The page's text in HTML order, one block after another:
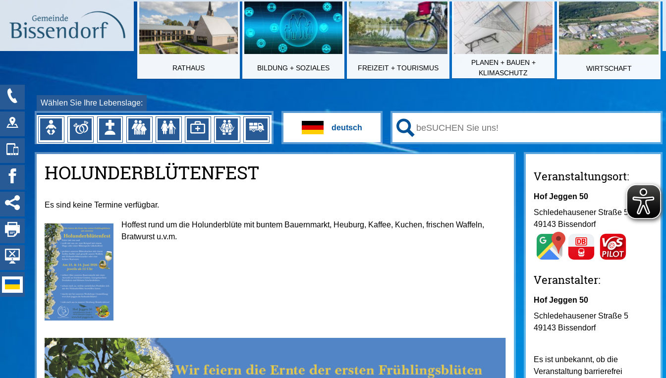
RATHAUS BILDUNG + SOZIALES FREIZEIT + TOURISMUS
PLANEN + BAUEN +
KLIMASCHUTZ
WIRTSCHAFT
Wählen Sie Ihre Lebenslage:
HOLUNDERBLÜTENFEST
Es sind keine Termine verfügbar.
Hoffest rund um die Holunderblüte mit buntem Bauernmarkt, Heuburg, Kaffee, Kuchen, frischen Waffeln,
Bratwurst u.v.m.
Veranstaltungsort:
Hof Jeggen 50
Schledehausener Straße 5
49143 Bissendorf
Veranstalter:
Hof Jeggen 50
Schledehausener Straße 5
49143 Bissendorf
Es ist unbekannt, ob die
Veranstaltung barrierefrei